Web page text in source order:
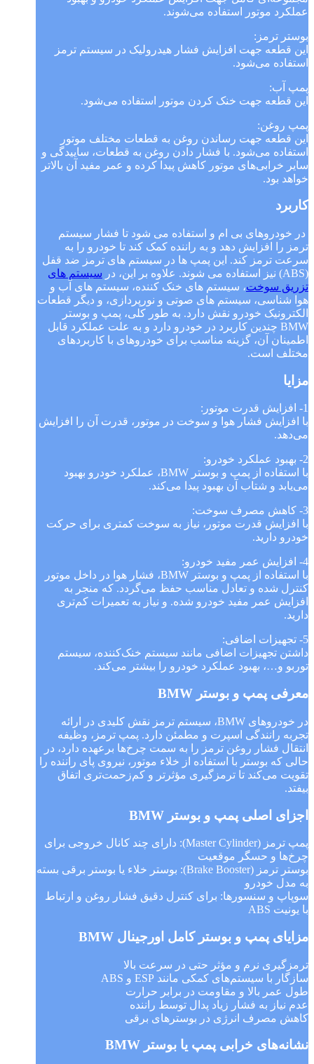
عملکرد موتور استفاده می‌شوند.
بوستر ترمز:
این قطعه جهت افزایش فشار هیدرولیک در سیستم ترمز
استفاده می‌شود.
پمپ آب:
این قطعه جهت خنک کردن موتور استفاده می‌شود.
پمپ روغن:
این قطعه جهت رساندن روغن به قطعات مختلف موتور
استفاده می‌شود. با فشار دادن روغن به قطعات، ساییدگی و
سایر خرابی‌های موتور کاهش پیدا کرده و عمر مفید آن بالاتر
خواهد بود.
کاربرد
در خودروهای بی ام و استفاده می شود تا فشار سیستم
ترمز را افزایش دهد و به راننده کمک کند تا خودرو را به
سرعت ترمز کند. این پمپ ها در سیستم های ترمز ضد قفل
(ABS) نیز استفاده می شوند. علاوه بر این، در
سیستم های
تزریق سوخت، سیستم های خنک کننده، سیستم های آب و
هوا شناسی، سیستم های صوتی و نورپردازی، و دیگر قطعات
الکترونیک خودرو نقش دارد. به طور کلی، پمپ و بوستر
BMW چندین کاربرد در خودرو دارد و به علت عملکرد قابل
اطمینان آن، گزینه مناسب برای خودروهای با کاربردهای
مختلف است.
مزایا
1- افزایش قدرت موتور:
با افزایش فشار هوا و سوخت در موتور، قدرت آن را افزایش
می‌دهد.
2- بهبود عملکرد خودرو:
با استفاده از پمپ و بوستر BMW، عملکرد خودرو بهبود
می‌یابد و شتاب آن بهبود پیدا می‌کند.
3- کاهش مصرف سوخت:
با افزایش قدرت موتور، نیاز به سوخت کمتری برای حرکت
خودرو دارید.
4- افزایش عمر مفید خودرو:
با استفاده از پمپ و بوستر BMW، فشار هوا در داخل موتور
کنترل شده و تعادل مناسب حفظ می‌گردد. که منجر به
افزایش عمر مفید خودرو شده. و نیاز به تعمیرات کم‌تری
دارید.
5- تجهیزات اضافی:
داشتن تجهیزات اضافی مانند سیستم خنک‌کننده، سیستم
توربو و…، بهبود عملکرد خودرو را بیشتر می‌کند.
معرفی پمپ و بوستر BMW
در خودروهای BMW، سیستم ترمز نقش کلیدی در ارائه
تجربه رانندگی اسپرت و مطمئن دارد. پمپ ترمز، وظیفه
انتقال فشار روغن ترمز را به سمت چرخ‌ها برعهده دارد، در
حالی که بوستر با استفاده از خلاء موتور، نیروی پای راننده را
تقویت می‌کند تا ترمزگیری مؤثرتر و کم‌زحمت‌تری اتفاق
بیفتد.
اجزای اصلی پمپ و بوستر BMW
پمپ ترمز (Master Cylinder): دارای چند کانال خروجی برای
چرخ‌ها و حسگر موقعیت
بوستر ترمز (Brake Booster): بوستر خلاء یا بوستر برقی بسته
به مدل خودرو
سوپاپ و سنسورها: برای کنترل دقیق فشار روغن و ارتباط
با یونیت ABS
مزایای پمپ و بوستر کامل اورجینال BMW
ترمزگیری نرم و مؤثر حتی در سرعت بالا
سازگار با سیستم‌های کمکی مانند ESP و ABS
طول عمر بالا و مقاومت در برابر حرارت
عدم نیاز به فشار زیاد پدال توسط راننده
کاهش مصرف انرژی در بوسترهای برقی
نشانه‌های خرابی پمپ یا بوستر BMW